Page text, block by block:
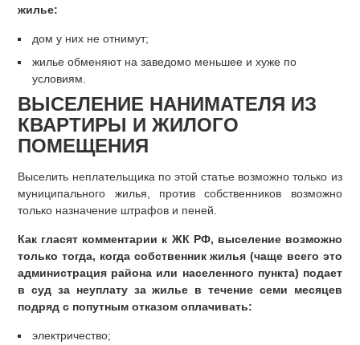
жилье:
дом у них не отнимут;
жилье обменяют на заведомо меньшее и хуже по
условиям.
ВЫСЕЛЕНИЕ НАНИМАТЕЛЯ ИЗ
КВАРТИРЫ И ЖИЛОГО
ПОМЕЩЕНИЯ
Выселить неплательщика по этой статье возможно только из
муниципального жилья, против собственников возможно
только назначение штрафов и пеней.
Как гласят комментарии к ЖК РФ, выселение возможно
только тогда, когда собственник жилья (чаще всего это
администрация района или населенного пункта) подает
в суд за неуплату за жилье в течение семи месяцев
подряд с попутным отказом оплачивать:
электричество;